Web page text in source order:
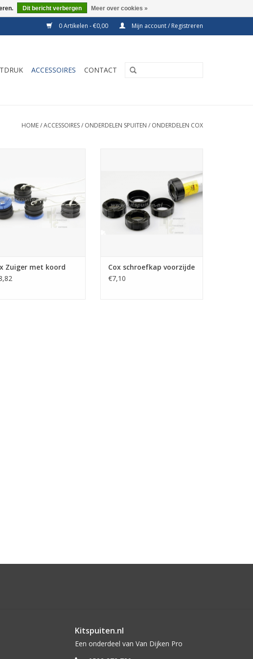
0 Artikelen - €0,00 Mijn account / Registreren
ACCESSOIRES CONTACT
HOME/ACCESSOIRES/ ONDERDELEN SPUITEN / ONDERDELEN COX
Zuiger met koord
TOEVOEGEN AAN WINKELWAGEN
Cox schroefkap voorzijde
€7,10
Kitspuiten.nl
Een onderdeel van Van Dijken Pro
Dit bericht verbergen Meer over cookies »